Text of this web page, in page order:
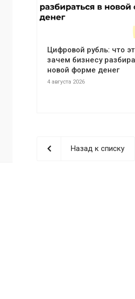
Цифровой рубль: что
зачем бизнесу
новой форме денег
4 августа 2026
Назад к списку